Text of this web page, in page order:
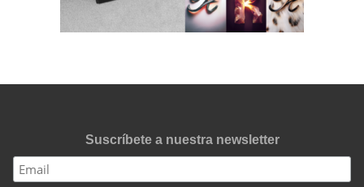
Suscríbete a nuestra newsletter